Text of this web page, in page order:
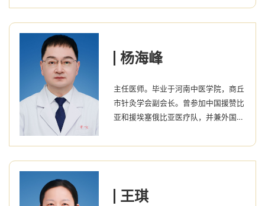
伤、脊髓损伤等疾病的评估及康复治
疗，尤其擅长头晕、头痛、骨骼肌肉疼
异常等临床问题的诊断及手法治疗。
杨海峰
主任医师。毕业于河南中医学院，商丘
市针灸学会副会长。曾参加中国援赞比
亚和援埃塞俄比亚医疗队，并兼外国元
经验。擅长治疗:面瘫，鼻炎，偏头
痛，颈椎病，腰椎病，腰肌劳损，肩周
乳腺增生，痛经等病症
王琪